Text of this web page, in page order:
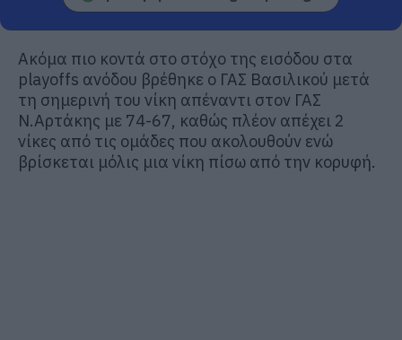
Ακόμα πιο κοντά στο στόχο της εισόδου στα
playoffs ανόδου βρέθηκε ο ΓΑΣ Βασιλικού μετά
τη σημερινή του νίκη απέναντι στον ΓΑΣ
Ν.Αρτάκης με 74-67, καθώς πλέον απέχει 2
νίκες από τις ομάδες που ακολουθούν ενώ
βρίσκεται μόλις μια νίκη πίσω από την κορυφή.